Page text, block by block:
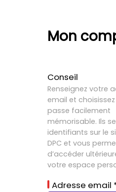
Mon
Conseil
Renseignez votre
email et
passe facilement
mémorisable. Ils
identifiants sur le
DPC et vous
d’accéder
votre espace
Adresse email